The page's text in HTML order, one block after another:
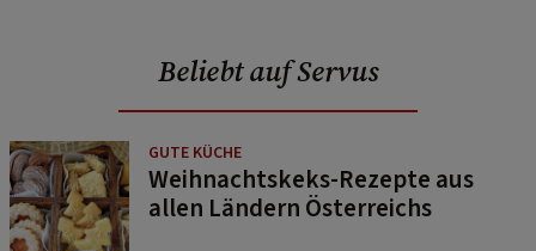
Beliebt auf Servus
GUTE KÜCHE
Weihnachtskeks-Rezepte aus
allen Ländern Österreichs